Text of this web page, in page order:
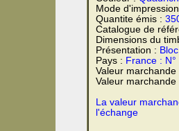
Mode
Quantite émis :
Catalogue de
Dimensions du
Présentation :
Pays : France :
Valeur
Valeur
La valeur
l'échange